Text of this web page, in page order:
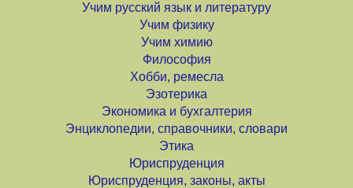
Учим русский язык и литературу
Учим физику
Учим химию
Философия
Хобби, ремесла
Эзотерика
Экономика и бухгалтерия
Энциклопедии, справочники, словари
Этика
Юриспруденция
Юриспруденция, законы, акты